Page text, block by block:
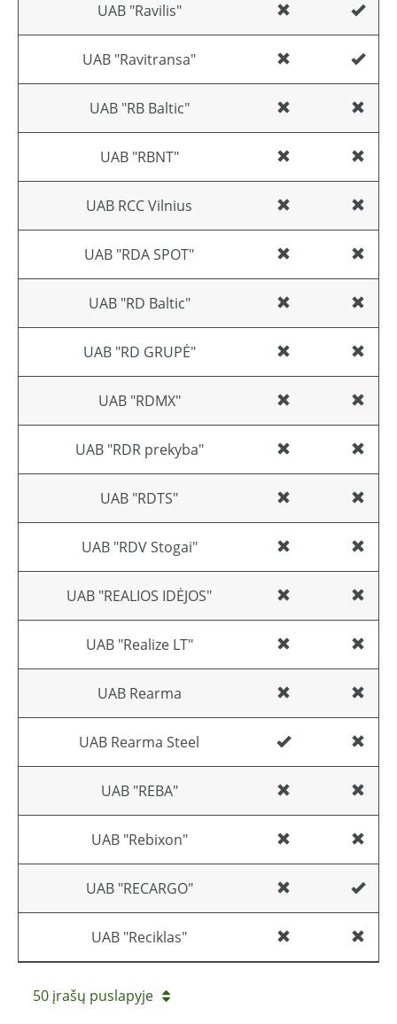
UAB "Ravilis"
UAB "Ravitransa"
UAB "RB Baltic"
UAB "RBNT"
UAB RCC Vilnius
UAB "RDA SPOT"
UAB "RD Baltic"
UAB "RD GRUPĖ"
UAB "RDMX"
UAB "RDR prekyba"
UAB "RDTS"
UAB "RDV Stogai"
UAB "REALIOS IDĖJOS"
UAB "Realize LT"
UAB Rearma
UAB Rearma Steel
UAB "REBA"
UAB "Rebixon"
UAB "RECARGO"
UAB "Reciklas"
50 įrašų puslapyje